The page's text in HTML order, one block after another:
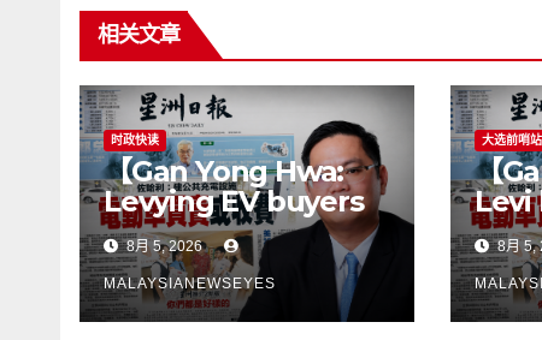
相关文章
时政快读
【Gan Yong Hwa:
Levying EV buyers
to fund charging
stations puts the
cart before the
horseGovernment
8月 5, 2026
MALAYSIANEWSEYES
大选前哨站
【
Levi
8月 5,